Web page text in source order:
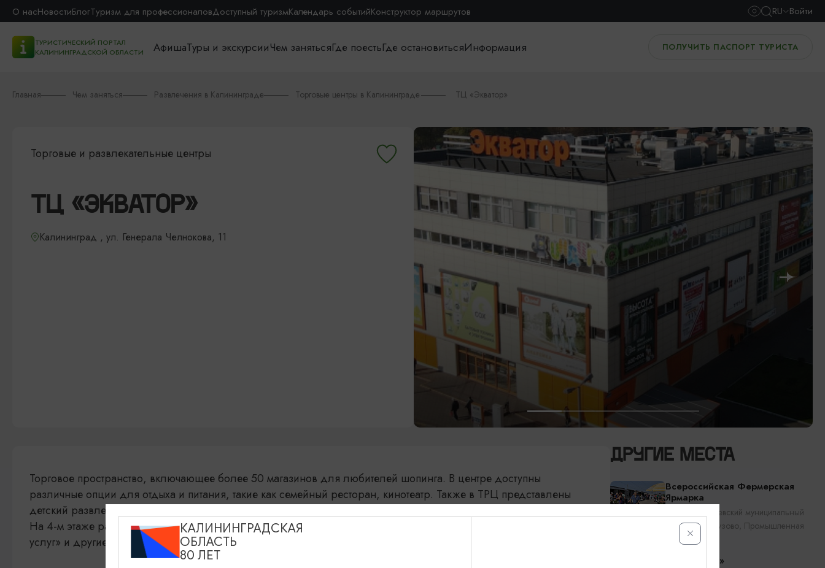
О насНовостиБлогТуризм для профессионаловДоступный туризмКалендарь событийКонструктор маршрутов RU Войти
ТУРИСТИЧЕСКИЙ ПОРТАЛ
КАЛИНИНГРАДСКОЙ ОБЛАСТИ
АфишаТуры и экскурсииЧем занятьсяГде поестьГде остановитьсяИнформация ПОЛУЧИТЬ ПАСПОРТ ТУРИСТА
Главная Чем заняться Развлечения в Калининграде Торговые центры в Калининграде ТЦ «Экватор»
Торговые и развлекательные центры
ТЦ «ЭКВАТОР»
Калининград , ул. Генерала Челнокова, 11
Торговое пространство, включающее более 50 магазинов для любителей шопинга. В центре доступны
различные опции для отдыха и питания, такие как семейный ресторан, кинотеатр. Также в ТРЦ представлены
детский развлекательный клуб «Индиго», салоны красоты, салоны связи,
На 4-м этаже расположен «Многофункциональный центр предоставления государственных и муниципальных
услуг» и другие удобства.
ДРУГИЕ МЕСТА
Всероссийская Фермерская
Ярмарка
Гурьевск, Гурьевский муниципальный
округ, пос. Кутузово, Промышленная
улица, 8/1
ТЦ «Акорус»
КАЛИНИНГРАДСКАЯ
ОБЛАСТЬ
80 ЛЕТ